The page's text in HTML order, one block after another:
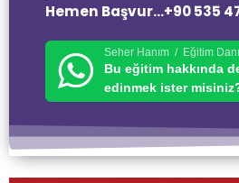
Hemen Başvur…+90 535
Seher Hanım / Eğitim
Bu eğitim hakkında
edinmek ister